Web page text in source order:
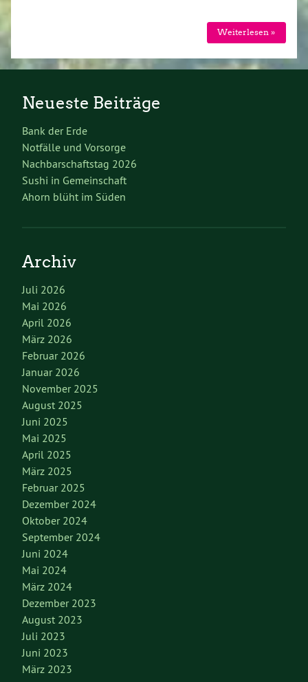
Weiterlesen »
Neueste Beiträge
Bank der Erde
Notfälle und Vorsorge
Nachbarschaftstag 2026
Sushi in Gemeinschaft
Ahorn blüht im Süden
Archiv
Juli 2026
Mai 2026
April 2026
März 2026
Februar 2026
Januar 2026
November 2025
August 2025
Juni 2025
Mai 2025
April 2025
März 2025
Februar 2025
Dezember 2024
Oktober 2024
September 2024
Juni 2024
Mai 2024
März 2024
Dezember 2023
August 2023
Juli 2023
Juni 2023
März 2023